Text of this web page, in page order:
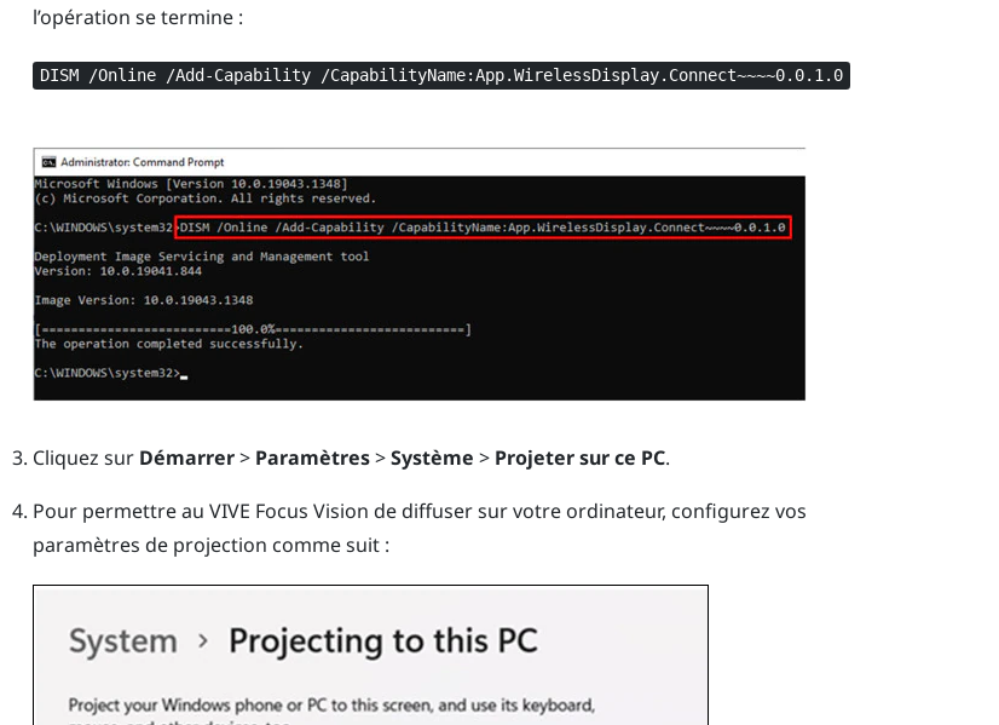
l’opération se termine :
DISM /Online /Add-Capability /CapabilityName:App.WirelessDisplay.Connect~~~~0.0.1.0
Cliquez sur Démarrer> Paramètres>Système > Projeter sur ce PC.
Pour permettre au VIVE Focus Vision de diffuser sur votre ordinateur, configurez vos
paramètres de projection comme suit :